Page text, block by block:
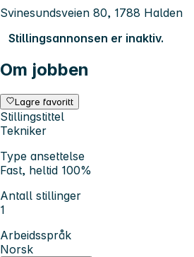
Svinesundsveien 80, 1788 Halden
Stillingsannonsen er inaktiv.
Om jobben
Lagre favoritt
Stillingstittel
Tekniker
Type ansettelse
Fast, heltid 100%
Antall stillinger
1
Arbeidsspråk
Norsk